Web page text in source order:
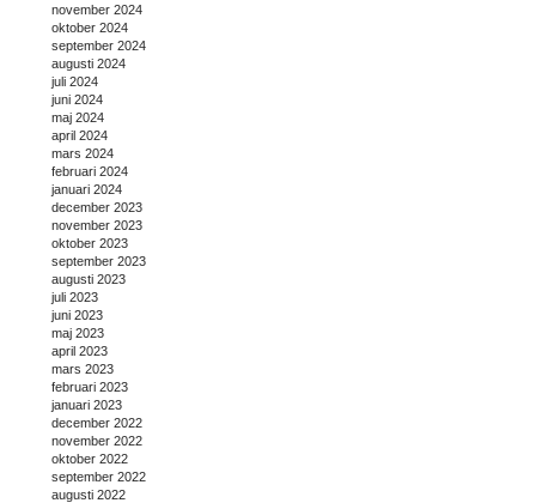
november 2024
oktober 2024
september 2024
augusti 2024
juli 2024
juni 2024
maj 2024
april 2024
mars 2024
februari 2024
januari 2024
december 2023
november 2023
oktober 2023
september 2023
augusti 2023
juli 2023
juni 2023
maj 2023
april 2023
mars 2023
februari 2023
januari 2023
december 2022
november 2022
oktober 2022
september 2022
augusti 2022